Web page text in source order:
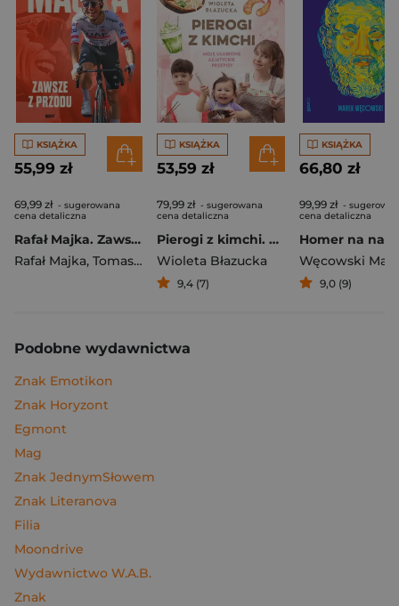
KSIĄŻKA
55,99 zł
69,99 zł - sugerowana
cena detaliczna
Rafał Majka. Zawsze z przodu. Rozmawia Tomasz Kalemba - książka z autografem
Rafał Majka, Tomasz Kalemba
KSIĄŻKA
53,59 zł
79,99 zł - sugerowana
cena detaliczna
Pierogi z kimchi. Moje ulubione azjatyckie przepisy
Wioleta Błazucka
9,4 (7)
KSIĄŻKA
66,80 zł
99,99 zł -
cena detaliczna
Węcowski
9,0 (9)
Podobne wydawnictwa
Znak Emotikon
Znak Horyzont
Egmont
Mag
Znak JednymSłowem
Znak Literanova
Filia
Moondrive
Wydawnictwo W.A.B.
Znak